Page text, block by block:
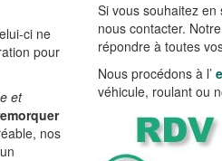
ci ne
pour
et
nos
Si vous souhaitez en
nous contacter.
répondre à toutes
Nous procédons à l’
véhicule, roulant ou